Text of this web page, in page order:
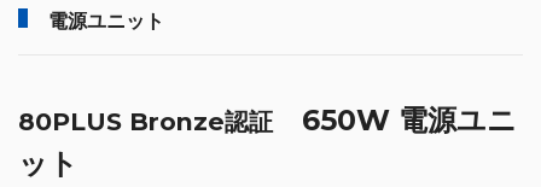
電源ユニット
80PLUS Bronze認証 650W 電源ユニ
ット